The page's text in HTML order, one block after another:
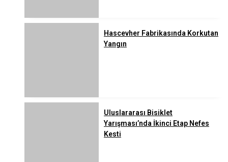
Hascevher Fabrikasında Korkutan
Yangın
Uluslararası Bisiklet
Yarışması’nda İkinci Etap Nefes
Kesti